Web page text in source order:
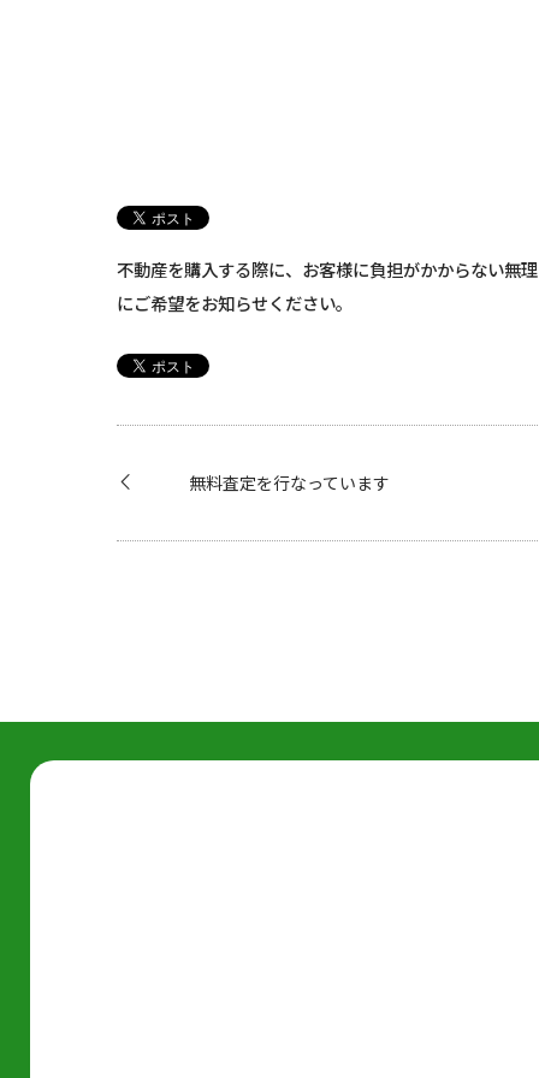
不動産を購入する際に、お客様に負担がかからない無
にご希望をお知らせください。
無料査定を行なっています